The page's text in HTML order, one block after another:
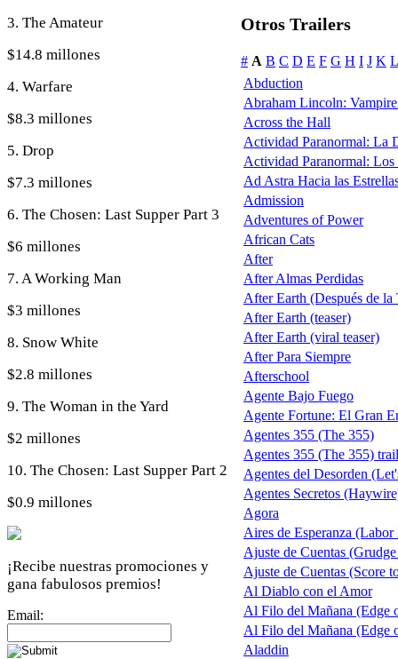
3. The Amateur
$14.8 millones
4. Warfare
$8.3 millones
5. Drop
$7.3 millones
6. The Chosen: Last Supper Part 3
$6 millones
7. A Working Man
$3 millones
8. Snow White
$2.8 millones
9. The Woman in the Yard
$2 millones
10. The Chosen: Last Supper Part 2
$0.9 millones
¡Recibe nuestras promociones y
gana fabulosos premios!
Email:
Otros Trailers
# A B C D E F G H I J K L
Abduction
Abraham Lincoln:
Across the Hall
Actividad Paranormal: La
Actividad Paranormal: Los
Ad Astra Hacia las
Admission
Adventures of Power
African Cats
After
After Almas Perdidas
After Earth (Después de la
After Earth (teaser)
After Earth (viral teaser)
After Para Siempre
Afterschool
Agente Bajo Fuego
Agente Fortune: El Gran
Agentes 355 (The 355)
Agentes 355 (The 355)
Agentes del Desorden
Agentes Secretos
Agora
Aires de Esperanza
Ajuste de Cuentas
Ajuste de Cuentas (Score
Al Diablo con el Amor
Al Filo del Mañana (Edge
Al Filo del Mañana (Edge
Aladdin